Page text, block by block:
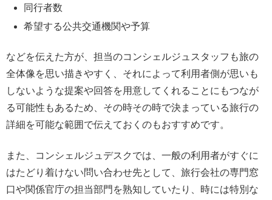
同行者数
希望する公共交通機関や予算
などを伝えた方が、担当のコンシェルジュスタッフも旅の
全体像を思い描きやすく、それによって利用者側が思いも
しないような提案や回答を用意してくれることにもつなが
る可能性もあるため、その時その時で決まっている旅行の
詳細を可能な範囲で伝えておくのもおすすめです。
また、コンシェルジュデスクでは、一般の利用者がすぐに
はたどり着けない問い合わせ先として、旅行会社の専門窓
口や関係官庁の担当部門を熟知していたり、時には特別な